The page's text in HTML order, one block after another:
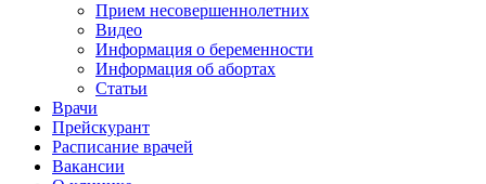
Прием несовершеннолетних
Видео
Информация о беременности
Информация об абортах
Статьи
Врачи
Прейскурант
Расписание врачей
Вакансии